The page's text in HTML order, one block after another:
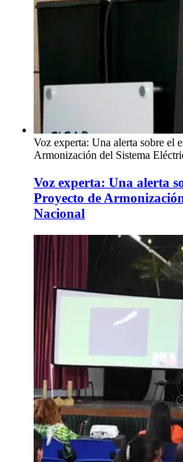
Voz experta: Una alerta sobre el
Armonización del Sistema
Voz experta: Una alerta
Proyecto de
Nacional